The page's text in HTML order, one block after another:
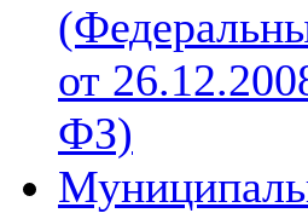
от
ФЗ)